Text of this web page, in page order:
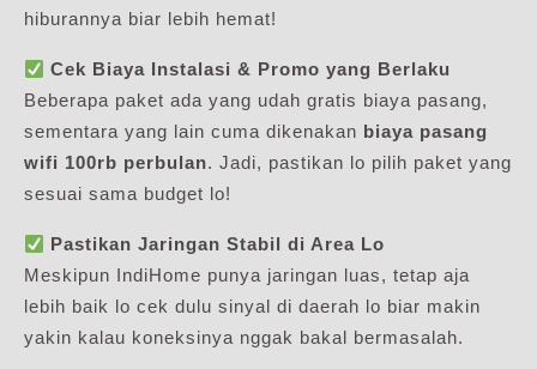
hiburannya biar lebih hemat!
Cek Biaya Instalasi & Promo yang Berlaku
Beberapa paket ada yang udah gratis biaya pasang,
sementara yang lain cuma dikenakan biaya pasang
wifi 100rb perbulan. Jadi, pastikan lo pilih paket yang
sesuai sama budget lo!
Pastikan Jaringan Stabil di Area Lo
Meskipun IndiHome punya jaringan luas, tetap aja
lebih baik lo cek dulu sinyal di daerah lo biar makin
yakin kalau koneksinya nggak bakal bermasalah.